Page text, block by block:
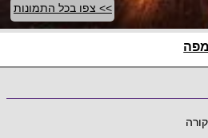
>> צפו בכל התמונות